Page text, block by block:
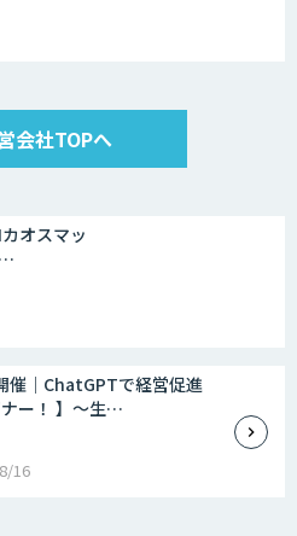
会社TOPへ
オスマッ
催｜ChatGPTで経営促進
ー！ 】～生…
16